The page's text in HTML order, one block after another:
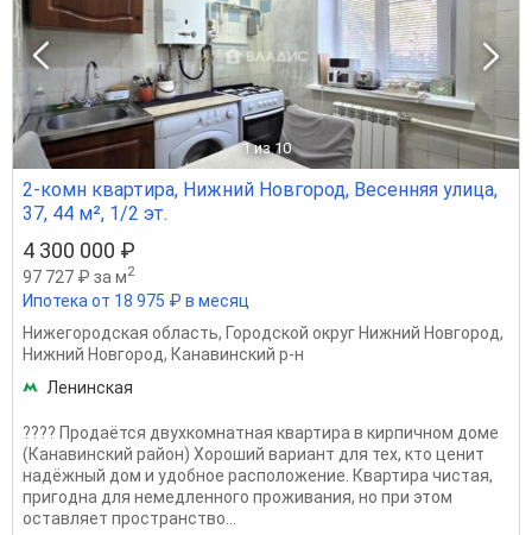
1 из 10
2-комн квартира, Нижний Новгород, Весенняя улица,
37, 44 м², 1/2 эт.
4 300 000 ₽
97 727 ₽ за м2
Ипотека от 18 975 ₽ в месяц
Нижегородская область, Городской округ Нижний Новгород,
Нижний Новгород, Канавинский р-н
Ленинская
???? Продаётся двухкомнатная квартира в кирпичном доме
(Канавинский район) Хороший вариант для тех, кто ценит
надёжный дом и удобное расположение. Квартира чистая,
пригодна для немедленного проживания, но при этом
оставляет пространство...